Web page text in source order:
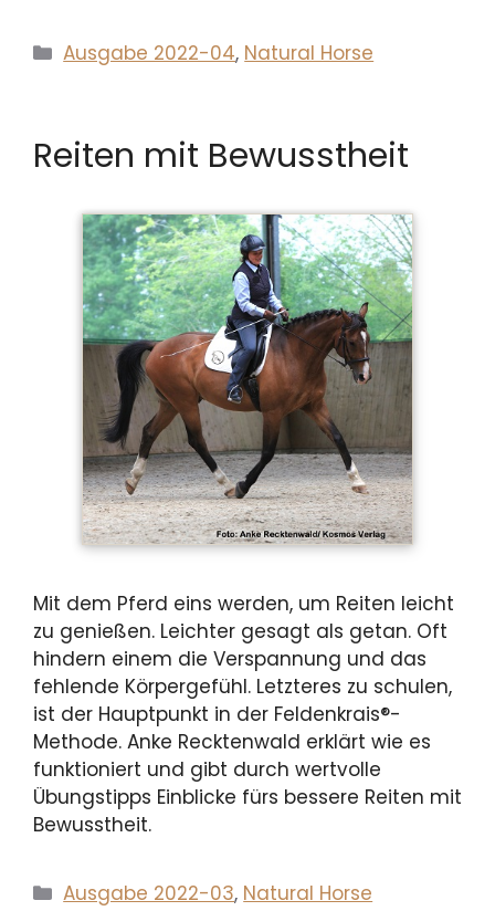
Kategorien
Ausgabe 2022-04, Natural Horse
Reiten mit Bewusstheit
Mit dem Pferd eins werden, um Reiten leicht
zu genießen. Leichter gesagt als getan. Oft
hindern einem die Verspannung und das
fehlende Körpergefühl. Letzteres zu schulen,
ist der Hauptpunkt in der Feldenkrais®-
Methode. Anke Recktenwald erklärt wie es
funktioniert und gibt durch wertvolle
Übungstipps Einblicke fürs bessere Reiten mit
Bewusstheit.
Kategorien
Ausgabe 2022-03, Natural Horse